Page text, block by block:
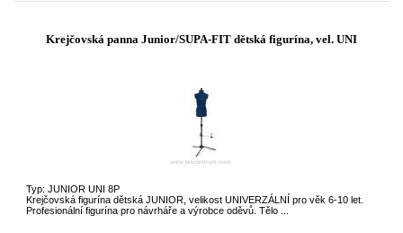
Krejčovská panna Junior/SUPA-FIT dětská figurína, vel. UNI
Typ: JUNIOR UNI 8P
Krejčovská figurína dětská JUNIOR, velikost UNIVERZÁLNÍ pro věk 6-10 let.
Profesionální figurína pro návrháře a výrobce oděvů. Tělo ...